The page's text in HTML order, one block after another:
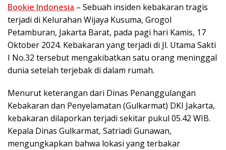
Bookie Indonesia – Sebuah insiden kebakaran tragis
terjadi di Kelurahan Wijaya Kusuma, Grogol
Petamburan, Jakarta Barat, pada pagi hari Kamis, 17
Oktober 2024. Kebakaran yang terjadi di Jl. Utama Sakti
I No.32 tersebut mengakibatkan satu orang meninggal
dunia setelah terjebak di dalam rumah.
Menurut keterangan dari Dinas Penanggulangan
Kebakaran dan Penyelamatan (Gulkarmat) DKI Jakarta,
kebakaran dilaporkan terjadi sekitar pukul 05.42 WIB.
Kepala Dinas Gulkarmat, Satriadi Gunawan,
mengungkapkan bahwa lokasi yang terbakar